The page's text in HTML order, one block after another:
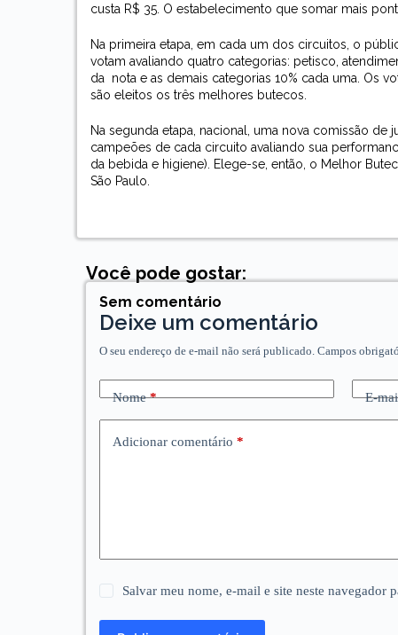
custa R$ 35. O estabelecimento que somar mais
Na primeira etapa, em cada um dos circuitos, o
votam avaliando quatro categorias: petisco,
da
nota e as demais categorias 10% cada uma. Os
são eleitos os três melhores butecos.
Na segunda etapa, nacional, uma nova comissão
campeões de cada circuito avaliando sua
da bebida e higiene). Elege-se, então, o Melhor
São Paulo.
Você pode gostar:
Sem comentário
Deixe um comentário
O seu endereço de e-mail não será publicado. Campos
Nome* E-
Adicionar comentário *
Salvar meu nome, e-mail e site neste navegador